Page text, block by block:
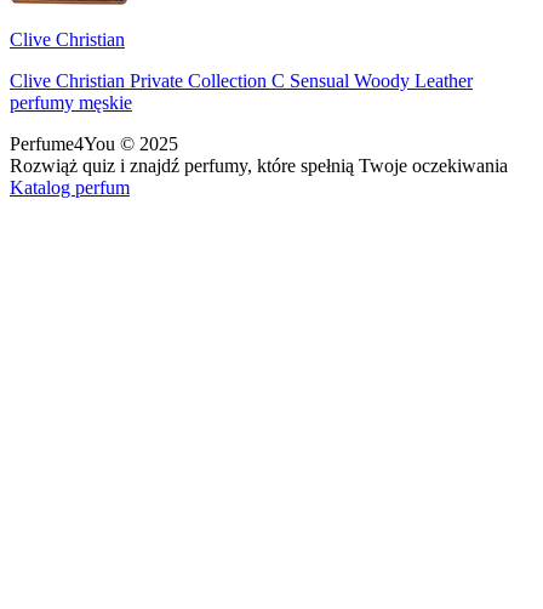
Clive Christian
Clive Christian Private Collection C Sensual Woody Leather
perfumy męskie
Perfume4You © 2025
Rozwiąż quiz i znajdź perfumy, które spełnią Twoje oczekiwania
Katalog perfum